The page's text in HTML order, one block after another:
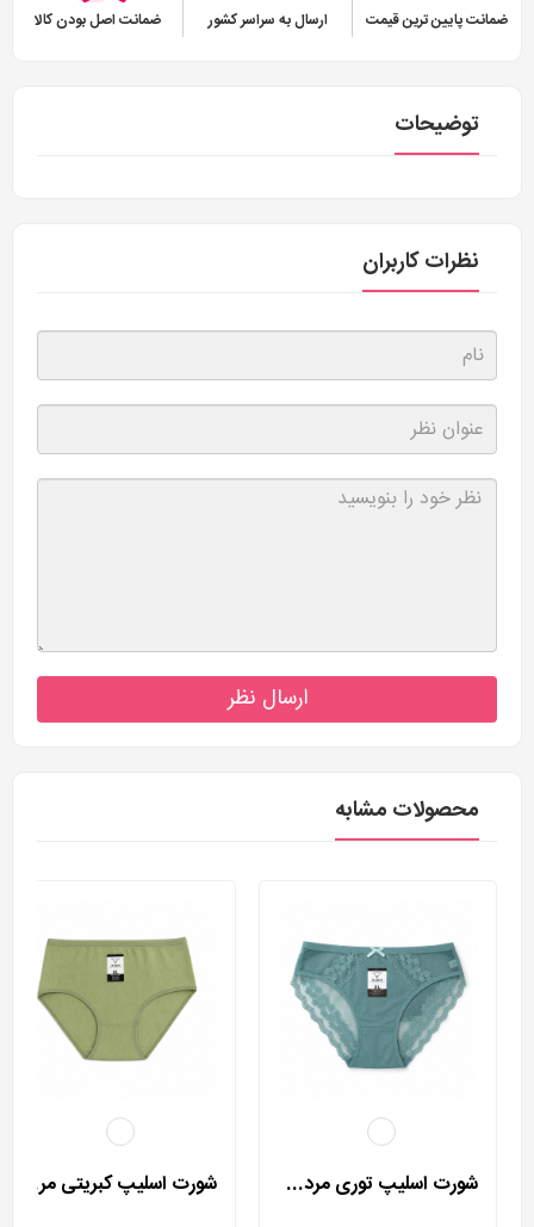
ضمانت پایین ترین قیمت ارسال به سراسر کشور ضمانت اصل بودن کالا
توضیحات
نظرات کاربران
ارسال نظر
محصولات مشابه
شورت اسلیپ توری مردی مدل 2002 شورت اسلیپ کبریتی مردی مدل 2025